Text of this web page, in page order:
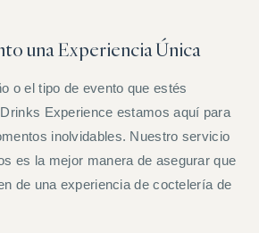
una Experiencia Única
o el tipo de evento que estés
Experience estamos aquí para
inolvidables. Nuestro servicio
es la mejor manera de asegurar que
de una experiencia de coctelería de